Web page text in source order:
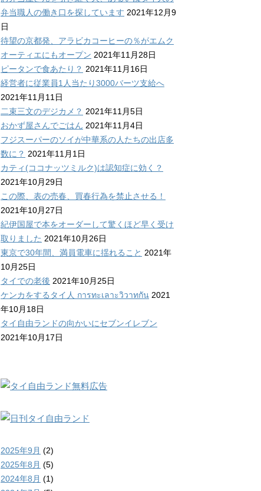
弁当職人の働き口を探しています 2021年12月9
日
待望の京都発、アラビカコーヒーの％がエムク
オーティエにもオープン 2021年11月28日
ピータンで食あたり？ 2021年11月16日
経営者に従業員1人当たり3000バーツ支給へ
2021年11月11日
二束三文のデジカメ？ 2021年11月5日
おかず屋さんでごはん 2021年11月4日
フジスーパーのソイが中華系の人たちの出店多
数に？ 2021年11月1日
カティ(ココナッツミルク)は認知症に効く？
2021年10月29日
この際、表の売春、買春行為を禁止させる！
2021年10月27日
紀伊国屋で本をオーダーして驚くほど早く受け
取りました 2021年10月26日
東京で30年間、満員電車に揺れること 2021年
10月25日
タイでの老後 2021年10月25日
ケンカをするタイ人 การทะเลาะวิวาทกัน 2021
年10月18日
タイ自由ランドの向かいにセブンイレブン
2021年10月17日
2025年9月 (2)
2025年8月 (5)
2024年8月 (1)